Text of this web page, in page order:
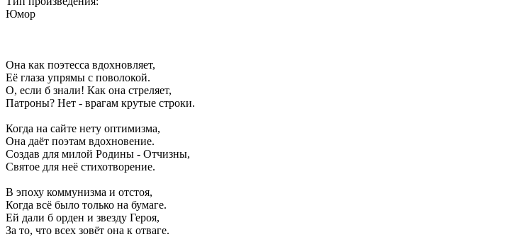
Юмор
Она как поэтесса вдохновляет,
Её глаза упрямы с поволокой.
О, если б знали! Как она стреляет,
Патроны? Нет - врагам крутые строки.
Когда на сайте нету оптимизма,
Она даёт поэтам вдохновение.
Создав для милой Родины - Отчизны,
Святое для неё стихотворение.
В эпоху коммунизма и отстоя,
Когда всё было только на бумаге.
Ей дали б орден и звезду Героя,
За то, что всех зовёт она к отваге.